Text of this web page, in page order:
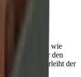
Klingen wie
Schärfe für den
verleiht der